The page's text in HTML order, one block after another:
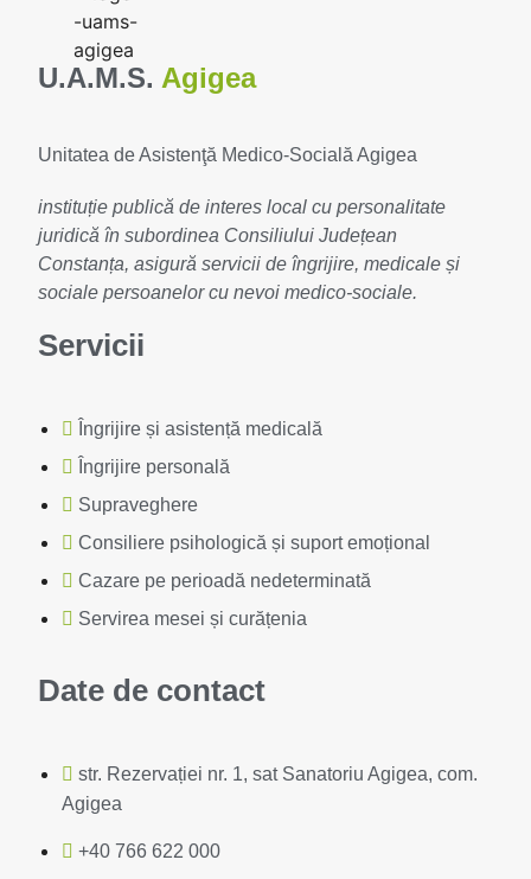
U.A.M.S. Agigea
Unitatea de Asistenţă Medico-Socială Agigea
instituție publică de interes local cu personalitate
juridică în subordinea Consiliului Județean
Constanța, asigură servicii de îngrijire, medicale și
sociale persoanelor cu nevoi medico-sociale.
Servicii
Îngrijire și asistență medicală
Îngrijire personală
Supraveghere
Consiliere psihologică și suport emoțional
Cazare pe perioadă nedeterminată
Servirea mesei și curățenia
Date de contact
str. Rezervației nr. 1, sat Sanatoriu Agigea, com.
Agigea
+40 766 622 000